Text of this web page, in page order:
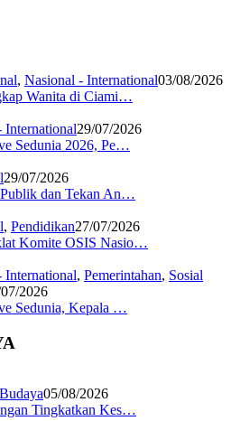
, Nasional - International03/08/2026
Wanita di Ciami…
International29/07/2026
Sedunia 2026, Pe…
29/07/2026
dan Tekan An…
, Pendidikan27/07/2026
Komite OSIS Nasio…
International, Pemerintahan, Sosial
2026
Sedunia, Kepala …
05/08/2026
Tingkatkan Kes…